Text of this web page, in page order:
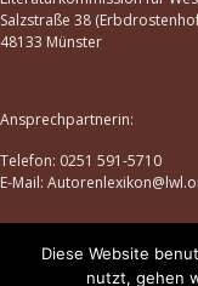
Salzstraße 38
48133 Münster
Ansprechpartnerin:
Telefon: 0251 591-5710
E-Mail:
Datenschutz |Impressum
Diese Website
nutzt, gehen